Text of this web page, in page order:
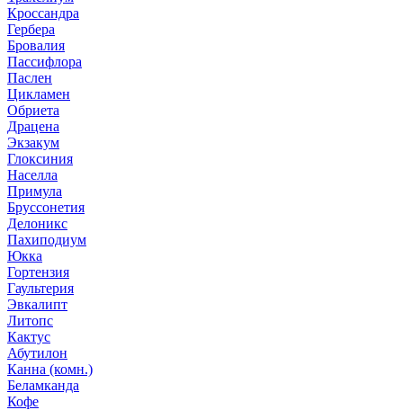
Кроссандра
Гербера
Бровалия
Пассифлора
Паслен
Цикламен
Обриета
Драцена
Экзакум
Глоксиния
Населла
Примула
Бруссонетия
Делоникс
Пахиподиум
Юкка
Гортензия
Гаультерия
Эвкалипт
Литопс
Кактус
Абутилон
Канна (комн.)
Беламканда
Кофе